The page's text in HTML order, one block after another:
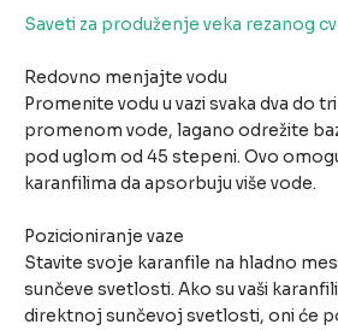
Saveti za produženje veka rezanog
Redovno menjajte vodu
Promenite vodu u vazi svaka dva do
promenom vode, lagano odrežite
pod uglom od 45 stepeni. Ovo
karanfilima da apsorbuju više vode.
Pozicioniranje vaze
Stavite svoje karanfile na hladno
sunčeve svetlosti. Ako su vaši
direktnoj sunčevoj svetlosti, oni će